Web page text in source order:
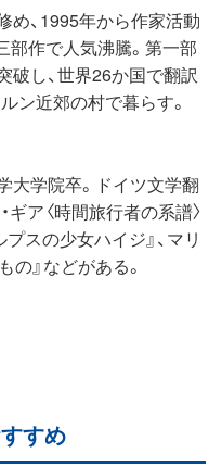
め、1995年から作家活動
部作で人気沸騰。第一部
し、世界26か国で翻訳
ン近郊の村で暮らす。
大学院卒。ドイツ文学翻
ア〈時間旅行者の系譜〉
スの少女ハイジ』、マリ
の』などがある。
すめ